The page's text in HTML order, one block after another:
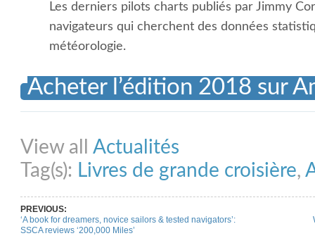
Les derniers pilots charts publiés par Jimmy
navigateurs qui cherchent des données
météorologie.
Acheter l’édition 2018 sur
View all Actualités
Tag(s): Livres de grande croisière,
PREVIOUS:
‘A book for dreamers, novice sailors & tested navigators’:
SSCA reviews ‘200,000 Miles’